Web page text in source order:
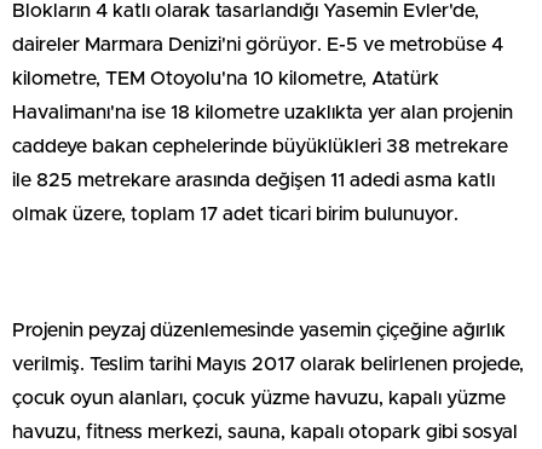
Blokların 4 katlı olarak tasarlandığı Yasemin Evler'de,
daireler Marmara Denizi'ni görüyor. E-5 ve metrobüse 4
kilometre, TEM Otoyolu'na 10 kilometre, Atatürk
Havalimanı'na ise 18 kilometre uzaklıkta yer alan projenin
caddeye bakan cephelerinde büyüklükleri 38 metrekare
ile 825 metrekare arasında değişen 11 adedi asma katlı
olmak üzere, toplam 17 adet ticari birim bulunuyor.
Projenin peyzaj düzenlemesinde yasemin çiçeğine ağırlık
verilmiş. Teslim tarihi Mayıs 2017 olarak belirlenen projede,
çocuk oyun alanları, çocuk yüzme havuzu, kapalı yüzme
havuzu, fitness merkezi, sauna, kapalı otopark gibi sosyal